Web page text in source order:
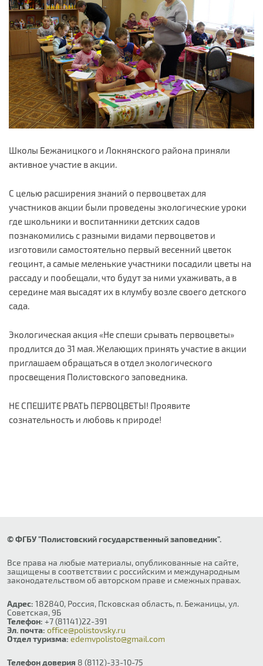
Школы Бежаницкого и Локнянского района приняли
активное участие в акции.
С целью расширения знаний о первоцветах для
участников акции были проведены экологические уроки
где школьники и воспитанники детских садов
познакомились с разными видами первоцветов и
изготовили самостоятельно первый весенний цветок
геоцинт, а самые меленькие участники посадили цветы на
рассаду и пообещали, что будут за ними ухаживать, а в
середине мая высадят их в клумбу возле своего детского
сада.
Экологическая акция «Не спеши срывать первоцветы»
продлится до 31 мая. Желающих принять участие в акции
приглашаем обращаться в отдел экологического
просвещения Полистовского заповедника.
НЕ СПЕШИТЕ РВАТЬ ПЕРВОЦВЕТЫ! Проявите
сознательность и любовь к природе!
© ФГБУ "Полистовский государственный заповедник".
Все права на любые материалы, опубликованные на сайте,
защищены в соответствии с российским и международным
законодательством об авторском праве и смежных правах.
Адрес: 182840, Россия, Псковская область, п. Бежаницы, ул.
Советская, 9Б
Телефон: +7 (81141)22-391
Эл. почта: office@polistovsky.ru
Отдел туризма: edemvpolisto@gmail.com
Телефон доверия 8 (8112)-33-10-75